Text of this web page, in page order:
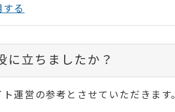
る
に立ちましたか？
運営の参考とさせていただきます。